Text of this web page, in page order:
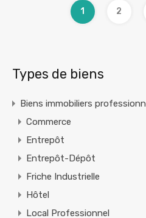
1 2
Types de biens
Biens immobiliers
Commerce
Entrepôt
Entrepôt-Dépôt
Friche Industrielle
Hôtel
Local Professionnel